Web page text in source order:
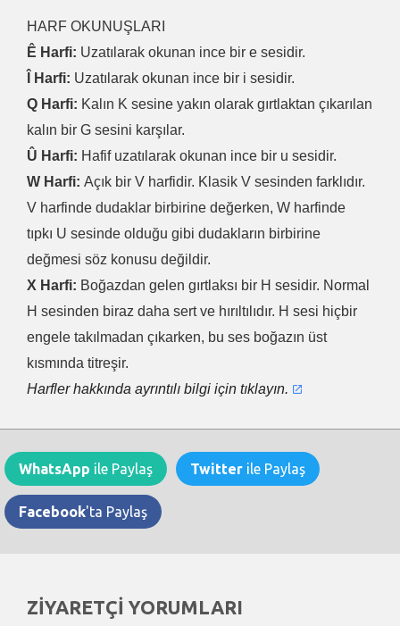
HARF OKUNUŞLARI
Ê Harfi: Uzatılarak okunan ince bir e sesidir.
Î Harfi: Uzatılarak okunan ince bir i sesidir.
Q Harfi: Kalın K sesine yakın olarak gırtlaktan çıkarılan
kalın bir G sesini karşılar.
Û Harfi: Hafif uzatılarak okunan ince bir u sesidir.
W Harfi: Açık bir V harfidir. Klasik V sesinden farklıdır.
V harfinde dudaklar birbirine değerken, W harfinde
tıpkı U sesinde olduğu gibi dudakların birbirine
değmesi söz konusu değildir.
X Harfi: Boğazdan gelen gırtlaksı bir H sesidir. Normal
H sesinden biraz daha sert ve hırıltılıdır. H sesi hiçbir
engele takılmadan çıkarken, bu ses boğazın üst
kısmında titreşir.
Harfler hakkında ayrıntılı bilgi için tıklayın.
WhatsApp ile Paylaş Twitter ile Paylaş
Facebook'ta Paylaş
ZİYARETÇİ YORUMLARI